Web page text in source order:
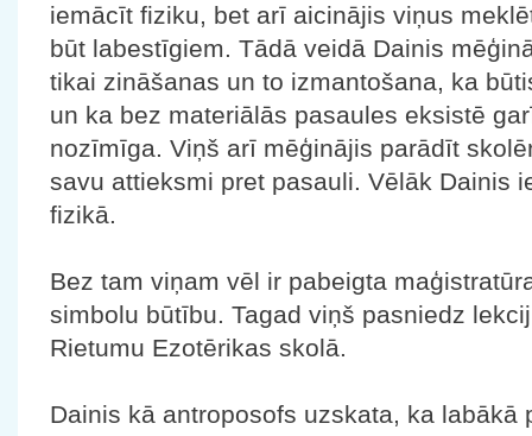
iemācīt fiziku, bet arī aicinājis viņus
būt labestīgiem. Tādā veidā Dainis
tikai zināšanas un to izmantošana, ka
un ka bez materiālās pasaules eksistē
nozīmīga. Viņš arī mēģinājis parādīt
savu attieksmi pret pasauli. Vēlāk Dainis
fizikā.
Bez tam viņam vēl ir pabeigta
simbolu būtību. Tagad viņš pasniedz
Rietumu Ezotērikas skolā.
Dainis kā antroposofs uzskata, ka labākā